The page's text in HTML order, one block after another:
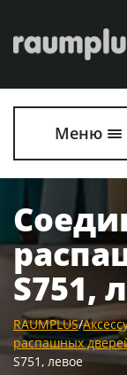
Меню
S751,
RAUMPLUS/
распашных
S751, левое